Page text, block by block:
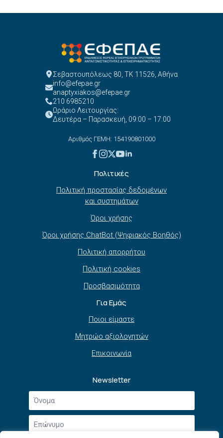
Σεβαστουπόλεως 80, ΤΚ 11526, Αθήνα
info@efepae.gr
anaptyxiakos@efepae.gr
210 6985210
Ωράριο Λειτουργίας:
Δευτέρα – Παρασκευή, 09:00 – 17:00
Αριθμός ΓΕΜΗ: 154190801000
Πολιτικές
Πολιτική προστασίας δεδομένων
και συστημάτων
Όροι χρήσης
Όροι χρήσης ChatBot (Ψηφιακός Βοηθός)
Πολιτική απορρήτου
Πολιτική cookies
Προσβασιμότητα
Για Εμάς
Ποιοι είμαστε
Μητρώο αξιολογητών
Επικοινωνία
Newsletter
Όνομα
Επώνυμο